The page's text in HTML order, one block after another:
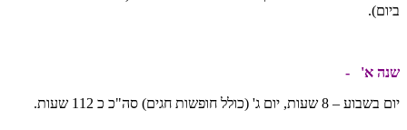
ביום).
שנה א' -
יום בשבוע – 8 שעות, יום ג' (כולל חופשות חגים) סה"כ כ 112 שעות.